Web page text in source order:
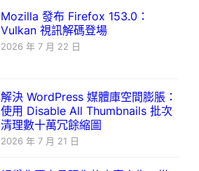
Mozilla 發布 Firefox 153.0：
Vulkan 視訊解碼登場
2026 年 7 月 22 日
解決 WordPress 媒體庫空間膨脹：
使用 Disable All Thumbnails 批次
清理數十萬冗餘縮圖
2026 年 7 月 21 日